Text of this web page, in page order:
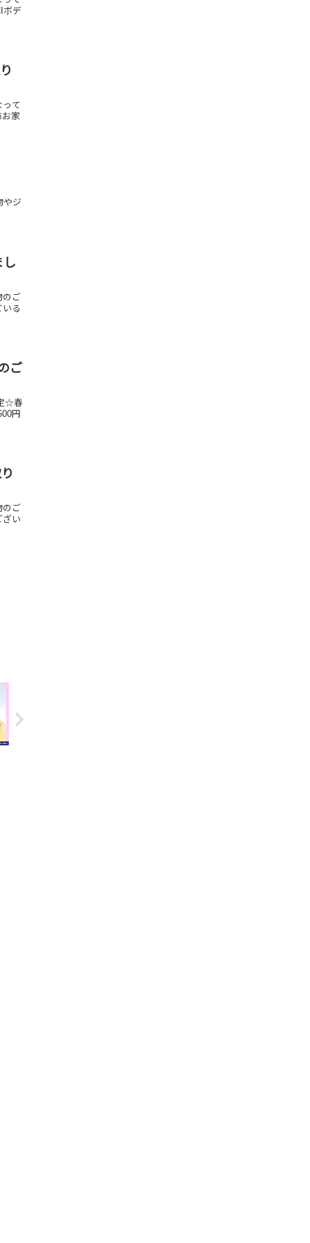
ボデ
って
お家
ジ
し
のご
る
ご
☆春
円
のご
ざい